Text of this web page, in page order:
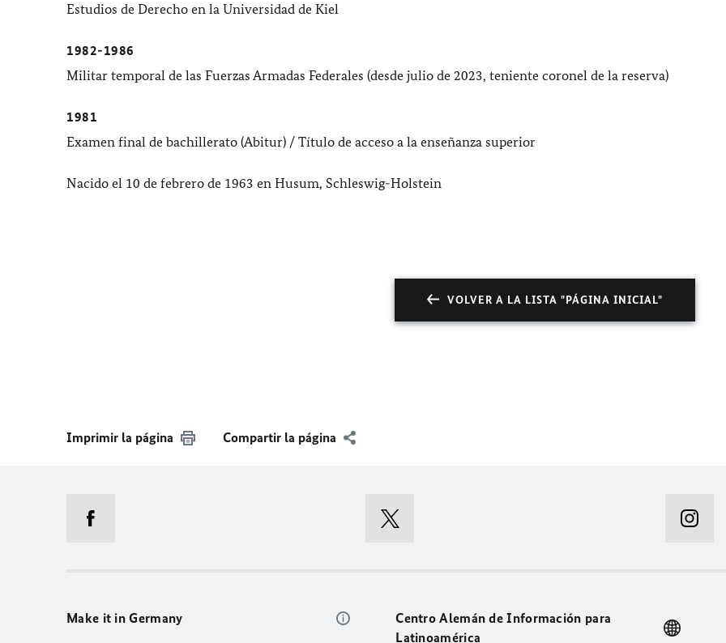
Estudios de Derecho en la Universidad de Kiel
1982-1986
Militar temporal de las Fuerzas Armadas Federales (desde julio de 2023, teniente coronel de la reserva)
1981
Examen final de bachillerato (Abitur) / Título de acceso a la enseñanza superior
Nacido el 10 de febrero de 1963 en Husum, Schleswig-Holstein
VOLVER A LA LISTA "PÁGINA INICIAL"
Imprimir la página Compartir la página
Make it in Germany
Centro Alemán de Información para
Latinoamérica